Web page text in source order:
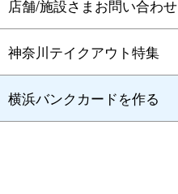
店舗/施設さまお問い合わせ
神奈川テイクアウト特集
横浜バンクカードを作る